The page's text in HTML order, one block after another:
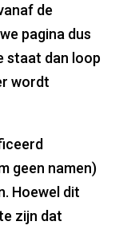
de
pagina dus
staat dan loop
wordt
geen namen)
Hoewel dit
zijn dat